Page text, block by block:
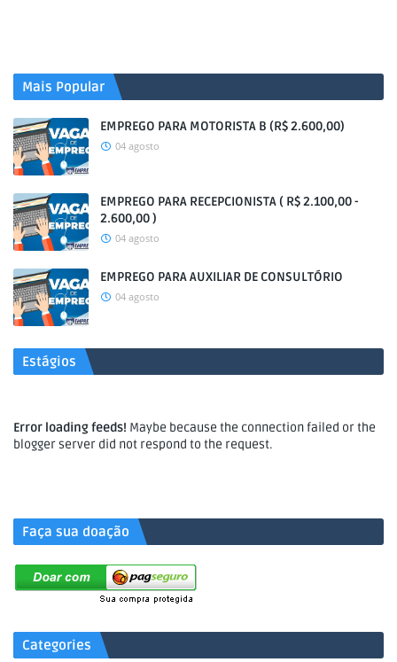
Mais Popular
EMPREGO PARA MOTORISTA B (R$ 2.600,00)
04 agosto
EMPREGO PARA RECEPCIONISTA ( R$ 2.100,00 -
2.600,00 )
04 agosto
EMPREGO PARA AUXILIAR DE CONSULTÓRIO
04 agosto
Estágios
Error loading feeds! Maybe because the connection failed or the
blogger server did not respond to the request.
Faça sua doação
Categories